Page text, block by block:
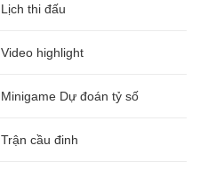
Lịch thi đấu
Video highlight
Minigame Dự đoán tỷ số
Trận cầu đinh